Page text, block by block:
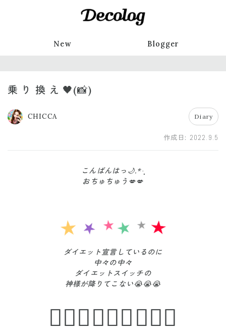
New Blogger
乗 り 換 え 🖤(📸)
CHICCA Diary
作成日: 2022.9.5
こんばんはっ🌙.*·̩͙
おちゅちゅう💋💋
ダイエット宣言しているのに
中々の中々
ダイエットスイッチの
神様が降りてこない😭😭😭
🧚🏻‍♀️🧚🏻‍♀️🧚🏻‍♀️